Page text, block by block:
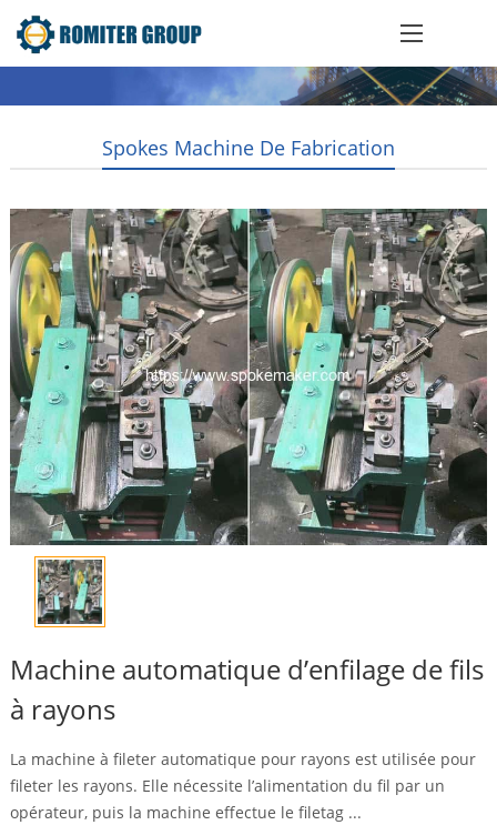
Spokes Machine De Fabrication
Machine automatique d’enfilage de fils
à rayons
La machine à fileter automatique pour rayons est utilisée pour
fileter les rayons. Elle nécessite l’alimentation du fil par un
opérateur, puis la machine effectue le filetag ...